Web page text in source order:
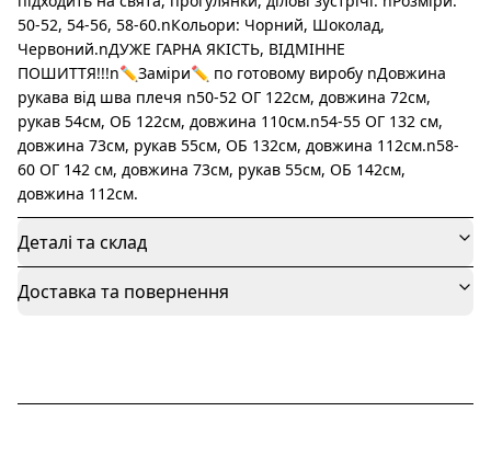
50-52, 54-56, 58-60.nКольори: Чорний, Шоколад,
Червоний.nДУЖЕ ГАРНА ЯКІСТЬ, ВІДМІННЕ
ПОШИТТЯ!!!n✏️Заміри✏️ по готовому виробу nДовжина
рукава від шва плечя n50-52 ОГ 122см, довжина 72см,
рукав 54см, ОБ 122см, довжина 110см.n54-55 ОГ 132 см,
довжина 73см, рукав 55см, ОБ 132см, довжина 112см.n58-
60 ОГ 142 см, довжина 73см, рукав 55см, ОБ 142см,
довжина 112см.
Деталі та склад
Доставка та повернення